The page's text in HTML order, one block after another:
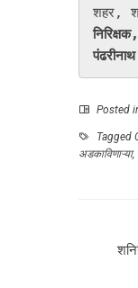
शहर,
Posted
Tagged
अडकाविणाऱ्या,